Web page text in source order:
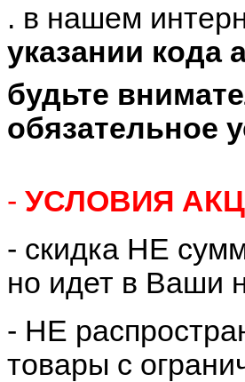
. в нашем
указании кода
будьте
обязательное
- УСЛОВИЯ
- скидка НЕ
но идет в Ваши
- НЕ
товары с